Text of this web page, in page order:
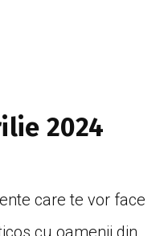
2024
care te vor face